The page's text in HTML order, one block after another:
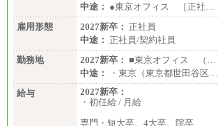
中途： ●東京オフィス ［正社…
雇用形態
2027新卒： 正社員
中途： 正社員/契約社員
勤務地
2027新卒： ■東京オフィス （…
中途：
・東京（東京都世田谷区…
給与
2027新卒：
・初任給 / 月給
専門・短大卒、4大卒、院卒